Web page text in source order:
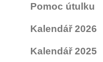
Pomoc útulku
Kalendář 2026
Kalendář 2025